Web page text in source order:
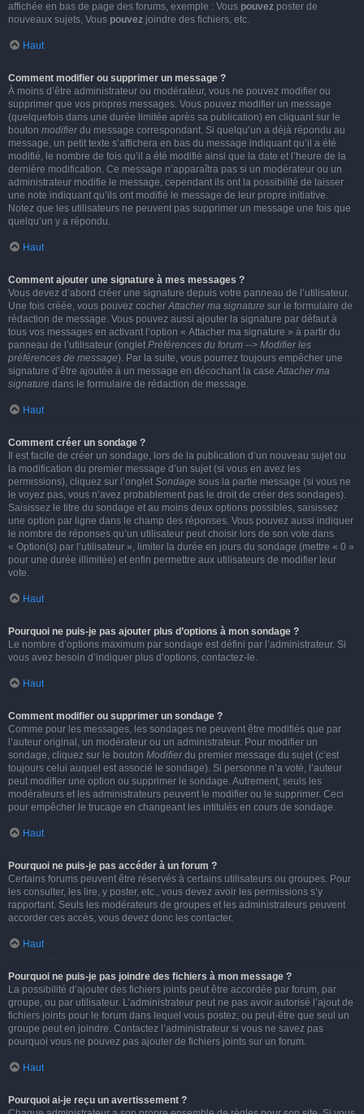
affichée en bas de page des forums, exemple : Vous pouvez poster de
nouveaux sujets, Vous pouvez joindre des fichiers, etc.
Haut
Comment modifier ou supprimer un message ?
À moins d’être administrateur ou modérateur, vous ne pouvez modifier ou
supprimer que vos propres messages. Vous pouvez modifier un message
(quelquefois dans une durée limitée après sa publication) en cliquant sur le
bouton modifierdu message correspondant. Si quelqu’un a déjà répondu au
message, un petit texte s’affichera en bas du message indiquant qu’il a été
modifié, le nombre de fois qu’il a été modifié ainsi que la date et l’heure de la
dernière modification. Ce message n’apparaîtra pas si un modérateur ou un
administrateur modifie le message, cependant ils ont la possibilité de laisser
une note indiquant qu’ils ont modifié le message de leur propre initiative.
Notez que les utilisateurs ne peuvent pas supprimer un message une fois que
quelqu’un y a répondu.
Haut
Comment ajouter une signature à mes messages ?
Vous devez d’abord créer une signature depuis votre panneau de l’utilisateur.
Une fois créée, vous pouvez cocherAttacher ma signature sur le formulaire de
rédaction de message. Vous pouvez aussi ajouter la signature par défaut à
tous vos messages en activant l’option « Attacher ma signature » à partir du
panneau de l’utilisateur (onglet Préférences du forum --> Modifier les
préférences de message). Par la suite, vous pourrez toujours empêcher une
signature d’être ajoutée à un message en décochant la caseAttacher ma
signature dans le formulaire de rédaction de message.
Haut
Comment créer un sondage ?
Il est facile de créer un sondage, lors de la publication d’un nouveau sujet ou
la modification du premier message d’un sujet (si vous en avez les
permissions), cliquez sur l’onglet Sondage sous la partie message (si vous ne
le voyez pas, vous n’avez probablement pas le droit de créer des sondages).
Saisissez le titre du sondage et au moins deux options possibles, saisissez
une option par ligne dans le champ des réponses. Vous pouvez aussi indiquer
le nombre de réponses qu’un utilisateur peut choisir lors de son vote dans
« Option(s) par l’utilisateur », limiter la durée en jours du sondage (mettre « 0 »
pour une durée illimitée) et enfin permettre aux utilisateurs de modifier leur
vote.
Haut
Pourquoi ne puis-je pas ajouter plus d’options à mon sondage ?
Le nombre d’options maximum par sondage est défini par l’administrateur. Si
vous avez besoin d’indiquer plus d’options, contactez-le.
Haut
Comment modifier ou supprimer un sondage ?
Comme pour les messages, les sondages ne peuvent être modifiés que par
l’auteur original, un modérateur ou un administrateur. Pour modifier un
sondage, cliquez sur le bouton Modifierdu premier message du sujet (c’est
toujours celui auquel est associé le sondage). Si personne n’a voté, l’auteur
peut modifier une option ou supprimer le sondage. Autrement, seuls les
modérateurs et les administrateurs peuvent le modifier ou le supprimer. Ceci
pour empêcher le trucage en changeant les intitulés en cours de sondage.
Haut
Pourquoi ne puis-je pas accéder à un forum ?
Certains forums peuvent être réservés à certains utilisateurs ou groupes. Pour
les consulter, les lire, y poster, etc., vous devez avoir les permissions s’y
rapportant. Seuls les modérateurs de groupes et les administrateurs peuvent
accorder ces accès, vous devez donc les contacter.
Haut
Pourquoi ne puis-je pas joindre des fichiers à mon message ?
La possibilité d’ajouter des fichiers joints peut être accordée par forum, par
groupe, ou par utilisateur. L’administrateur peut ne pas avoir autorisé l’ajout de
fichiers joints pour le forum dans lequel vous postez, ou peut-être que seul un
groupe peut en joindre. Contactez l’administrateur si vous ne savez pas
pourquoi vous ne pouvez pas ajouter de fichiers joints sur un forum.
Haut
Pourquoi ai-je reçu un avertissement ?